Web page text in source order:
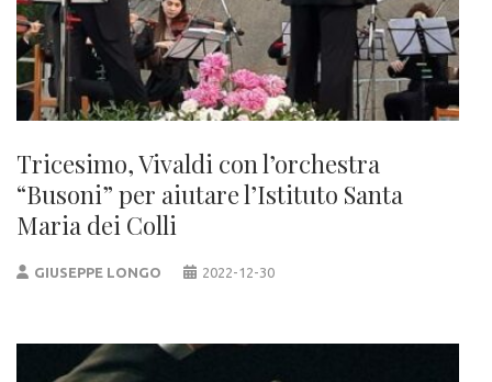
Tricesimo, Vivaldi con l’orchestra
“Busoni” per aiutare l’Istituto Santa
Maria dei Colli
GIUSEPPE LONGO 2022-12-30